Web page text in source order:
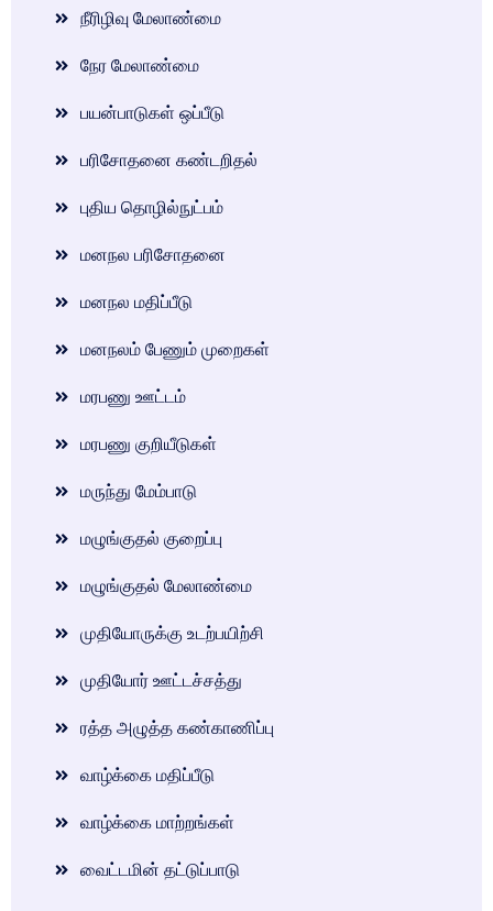
நீரிழிவு மேலாண்மை
நேர மேலாண்மை
பயன்பாடுகள் ஒப்பீடு
பரிசோதனை கண்டறிதல்
புதிய தொழில்நுட்பம்
மனநல பரிசோதனை
மனநல மதிப்பீடு
மனநலம் பேணும் முறைகள்
மரபணு ஊட்டம்
மரபணு குறியீடுகள்
மருந்து மேம்பாடு
மழுங்குதல் குறைப்பு
மழுங்குதல் மேலாண்மை
முதியோருக்கு உடற்பயிற்சி
முதியோர் ஊட்டச்சத்து
ரத்த அழுத்த கண்காணிப்பு
வாழ்க்கை மதிப்பீடு
வாழ்க்கை மாற்றங்கள்
வைட்டமின் தட்டுப்பாடு